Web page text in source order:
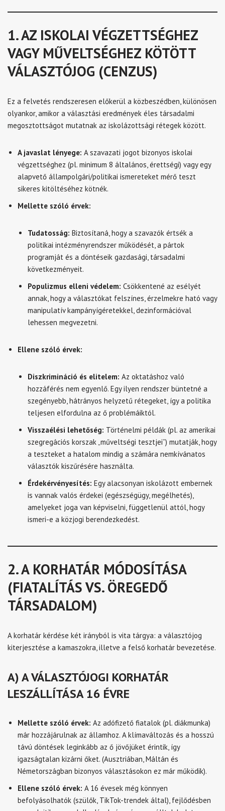
1. AZ ISKOLAI VÉGZETTSÉGHEZ
VAGY MŰVELTSÉGHEZ KÖTÖTT
VÁLASZTÓJOG (CENZUS)
Ez a felvetés rendszeresen előkerül a közbeszédben, különösen
olyankor, amikor a választási eredmények éles társadalmi
megosztottságot mutatnak az iskolázottsági rétegek között.
A javaslat lényege: A szavazati jogot bizonyos iskolai
végzettséghez (pl. minimum 8 általános, érettségi) vagy egy
alapvető állampolgári/politikai ismereteket mérő teszt
sikeres kitöltéséhez kötnék.
Mellette szóló érvek:
Tudatosság: Biztosítaná, hogy a szavazók értsék a
politikai intézményrendszer működését, a pártok
programját és a döntéseik gazdasági, társadalmi
következményeit.
Populizmus elleni védelem: Csökkentené az esélyét
annak, hogy a választókat felszínes, érzelmekre ható vagy
manipulatív kampányígéretekkel, dezinformációval
lehessen megvezetni.
Ellene szóló érvek:
Diszkrimináció és elitelem: Az oktatáshoz való
hozzáférés nem egyenlő. Egy ilyen rendszer büntetné a
szegényebb, hátrányos helyzetű rétegeket, így a politika
teljesen elfordulna az ő problémáiktól.
Visszaélési lehetőség: Történelmi példák (pl. az amerikai
szegregációs korszak „műveltségi tesztjei”) mutatják, hogy
a teszteket a hatalom mindig a számára nemkívánatos
választók kiszűrésére használta.
Érdekérvényesítés: Egy alacsonyan iskolázott embernek
is vannak valós érdekei (egészségügy, megélhetés),
amelyeket joga van képviselni, függetlenül attól, hogy
ismeri-e a közjogi berendezkedést.
2. A KORHATÁR MÓDOSÍTÁSA
(FIATALÍTÁS VS. ÖREGEDŐ
TÁRSADALOM)
A korhatár kérdése két irányból is vita tárgya: a választójog
kiterjesztése a kamaszokra, illetve a felső korhatár bevezetése.
A) A VÁLASZTÓJOGI KORHATÁR
LESZÁLLÍTÁSA 16 ÉVRE
Mellette szóló érvek: Az adófizető fiatalok (pl. diákmunka)
már hozzájárulnak az államhoz. A klímaváltozás és a hosszú
távú döntések leginkább az ő jövőjüket érintik, így
igazságtalan kizárni őket. (Ausztriában, Máltán és
Németországban bizonyos választásokon ez már működik).
Ellene szóló érvek: A 16 évesek még könnyen
befolyásolhatók (szülők, TikTok-trendek által), fejlődésben